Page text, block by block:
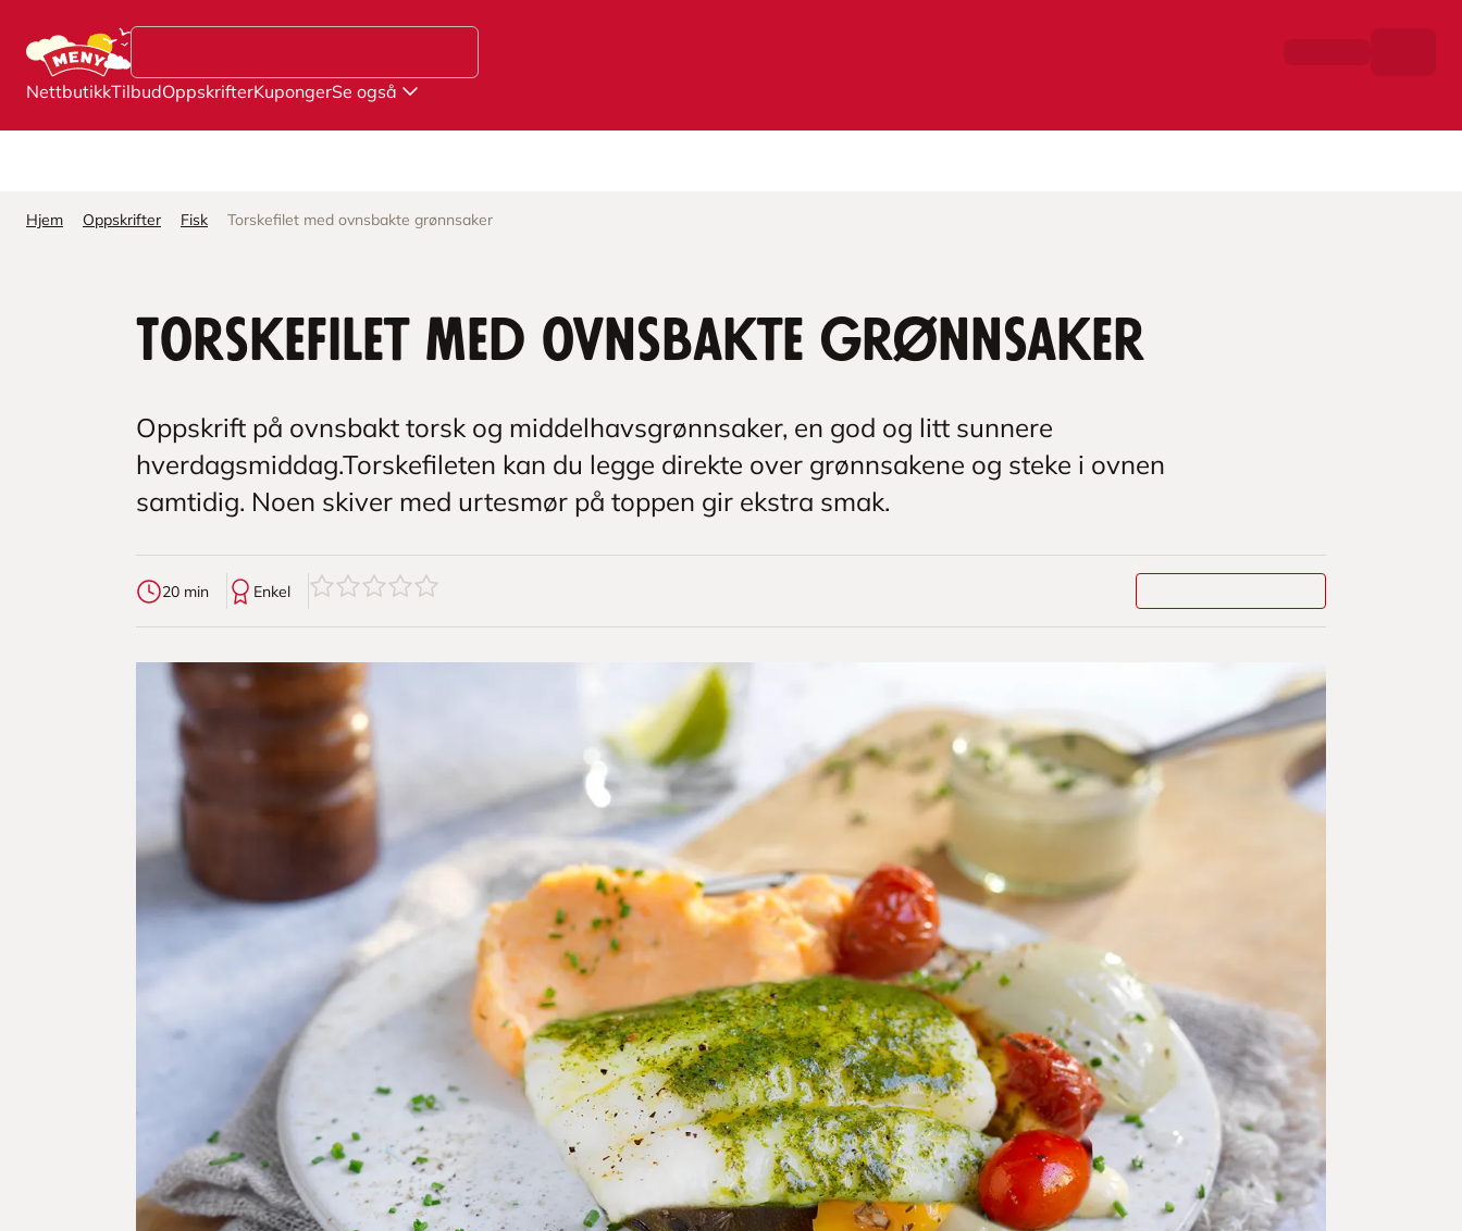
NettbutikkTilbudOppskrifterKupongerSe også
Hjem Oppskrifter Fisk Torskefilet med ovnsbakte grønnsaker
Torskefilet med ovnsbakte grønnsaker
Oppskrift på ovnsbakt torsk og middelhavsgrønnsaker, en god og litt sunnere
hverdagsmiddag.Torskefileten kan du legge direkte over grønnsakene og steke i ovnen
samtidig. Noen skiver med urtesmør på toppen gir ekstra smak.
20 min Enkel 0av5stjerner